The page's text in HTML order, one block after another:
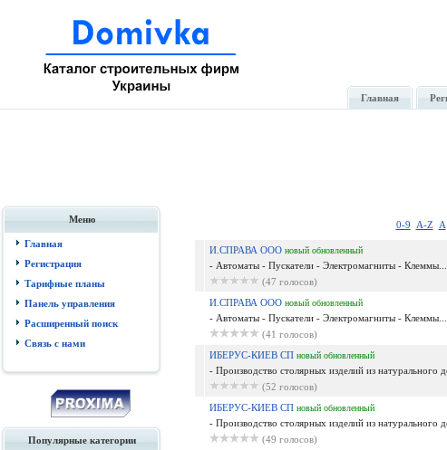
Главная
Меню
Главная
Регистрация
Тарифные планы
Панель управления
Расширенный поиск
Связь с нами
Популярные категории
0-9 A-Z А
И.СПРАВА ООО новый обновленный
- Автоматы - Пускатели - Электромагниты - Клеммы...
(47 голосов)
И.СПРАВА ООО новый обновленный
- Автоматы - Пускатели - Электромагниты - Клеммы...
(41 голосов)
ИБЕРУС-КИЕВ СП новый обновленный
- Производство столярных изделий из натурального
(52 голосов)
ИБЕРУС-КИЕВ СП новый обновленный
- Производство столярных изделий из натурального
(49 голосов)